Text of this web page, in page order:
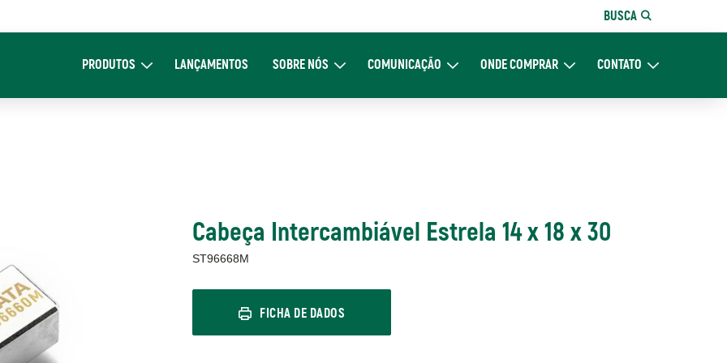
BUSCA
PRODUTOSExpand ProdutosLANÇAMENTOS SOBRE NÓSExpand Sobre NósCOMUNICAÇÃOExpand ComunicaçãoONDE COMPRARExpand Onde Comprar
CONTATOExpand Contato
Cabeça Intercambiável Estrela 14 x 18 x 30
ST96668M
FICHA DE DADOS